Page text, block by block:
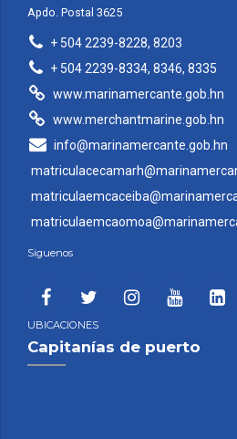
Apdo. Postal 3625
+ 504 2239-8228, 8203
+ 504 2239-8334, 8346, 8335
www.marinamercante.gob.hn
www.merchantmarine.gob.hn
info@marinamercante.gob.hn
Siguenos
UBICACIONES
Capitanías de puerto